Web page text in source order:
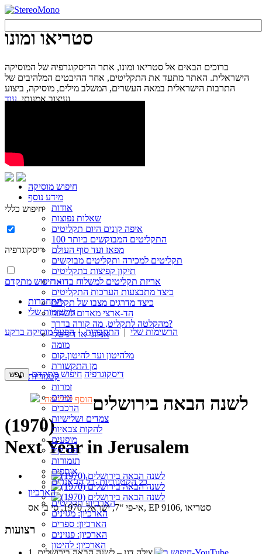
סטריאו ומונו
ברוכים הבאים אל סטריאו ומונו, אתר הדיסקוגרפיה של המוסיקה
הישראלית. האתר מתעד את התקליטים, אחד ההיבטים המלהיבים של
התרבות הישראלית במאה העשרים, המשלב מילים, מוסיקה, ביצוע
ועיצוב אמנותי.עוד...
חיפוש מוסיקה
מידע נוסף
אודות
שאלות נפוצות
איפה קונים היום תקליטים
100 התקליטים המבוקשים ביותר
מפאז ועד סוף העולם
תקליטים למכירה ותקליטים מבוקשים
תיקון קפיצות בתקליטים
אריזת תקליטים למשלוח בדואר
כיצד מתבצעות הערכות התקליטים
כיצד מדרגים מצבו של תקליט
הד-ארצי מאדום לשחור
מהקלטה לתקליט, מה קורה בדרך?
אנלוגי או דיגיטלי
מומה
מלהיטון ועד להיטון.קום
מן התקשורת
קטגוריות
זמרות
זמרים
הרכבים
צמדים ושלישיות
להקות צבאיות
מופעים
פסי קול
תזמורות
אוספים
כל הקטגוריות, כל הז’אנרים
הארכיון
הארכיון: תקליטים
הארכיון: מגזינים
הארכיון: ספרים
הארכיון: פנזינים
הארכיון: להיטון
חיפוש כללי
דיסקוגרפיה
חיפוש מתקדם »
התחברות
הרשימות שלי
הרשימות שלי |התחברות|הפעל מוסיקה ברקע
דיסקוגרפיה חיפוש מתקדם
הוסף לרשימהלשנה הבאה בירושלים
(1970)
Next Year in Jerusalem
אי-פי “7, ישראל, 1970, סי בי אס, EP 9106, סטריאו
רצועות